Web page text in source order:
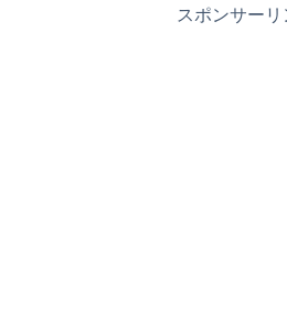
スポンサーリ